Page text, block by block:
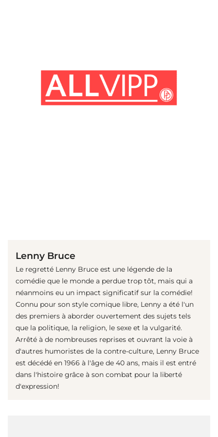
Lenny Bruce
Le regretté Lenny Bruce est une légende de la
comédie que le monde a perdue trop tôt, mais qui a
néanmoins eu un impact significatif sur la comédie!
Connu pour son style comique libre, Lenny a été l'un
des premiers à aborder ouvertement des sujets tels
que la politique, la religion, le sexe et la vulgarité.
Arrêté à de nombreuses reprises et ouvrant la voie à
d'autres humoristes de la contre-culture, Lenny Bruce
est décédé en 1966 à l'âge de 40 ans, mais il est entré
dans l'histoire grâce à son combat pour la liberté
d'expression!